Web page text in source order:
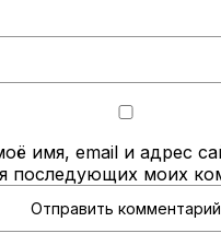
имя, email и адрес
последующих моих